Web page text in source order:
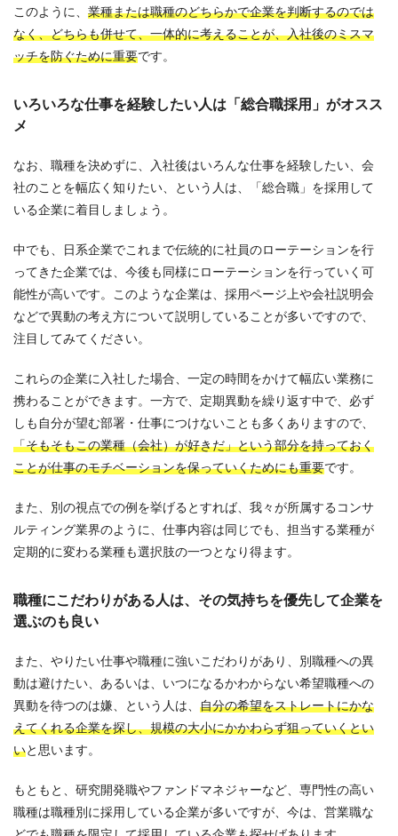
このように、 業種または職種のどちらかで企業を判断するのでは
なく、どちらも併せて、一体的に考えることが、入社後のミスマ
ッチを防ぐために重要です。
いろいろな仕事を経験したい人は「総合職採用」がオスス
メ
なお、職種を決めずに、入社後はいろんな仕事を経験したい、会
社のことを幅広く知りたい、という人は、「総合職」を採用して
いる企業に着目しましょう。
中でも、日系企業でこれまで伝統的に社員のローテーションを行
ってきた企業では、今後も同様にローテーションを行っていく可
能性が高いです。このような企業は、採用ページ上や会社説明会
などで異動の考え方について説明していることが多いですので、
注目してみてください。
これらの企業に入社した場合、一定の時間をかけて幅広い業務に
携わることができます。一方で、定期異動を繰り返す中で、必ず
しも自分が望む部署・仕事につけないことも多くありますので、
「そもそもこの業種（会社）が好きだ」という部分を持っておく
ことが仕事のモチベーションを保っていくためにも重要です。
また、別の視点での例を挙げるとすれば、我々が所属するコンサ
ルティング業界のように、仕事内容は同じでも、担当する業種が
定期的に変わる業種も選択肢の一つとなり得ます。
職種にこだわりがある人は、その気持ちを優先して企業を
選ぶのも良い
また、やりたい仕事や職種に強いこだわりがあり、別職種への異
動は避けたい、あるいは、いつになるかわからない希望職種への
異動を待つのは嫌、という人は、 自分の希望をストレートにかな
えてくれる企業を探し、規模の大小にかかわらず狙っていくとい
いと思います。
もともと、研究開発職やファンドマネジャーなど、専門性の高い
職種は職種別に採用している企業が多いですが、今は、営業職な